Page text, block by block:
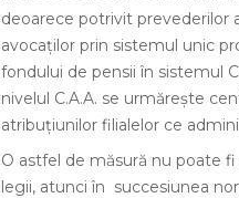
deoarece potrivit prevederilor
avocaților prin sistemul unic
fondului de pensii în sistemul
nivelul C.A.A. se urmărește
atribuțiunilor filialelor ce
O astfel de măsură nu poate
legii, atunci în succesiunea